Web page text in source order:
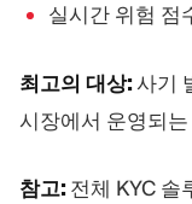
실시간 위험 점
최고의 대상:사기
시장에서 운영되
참고:전체 KYC 솔